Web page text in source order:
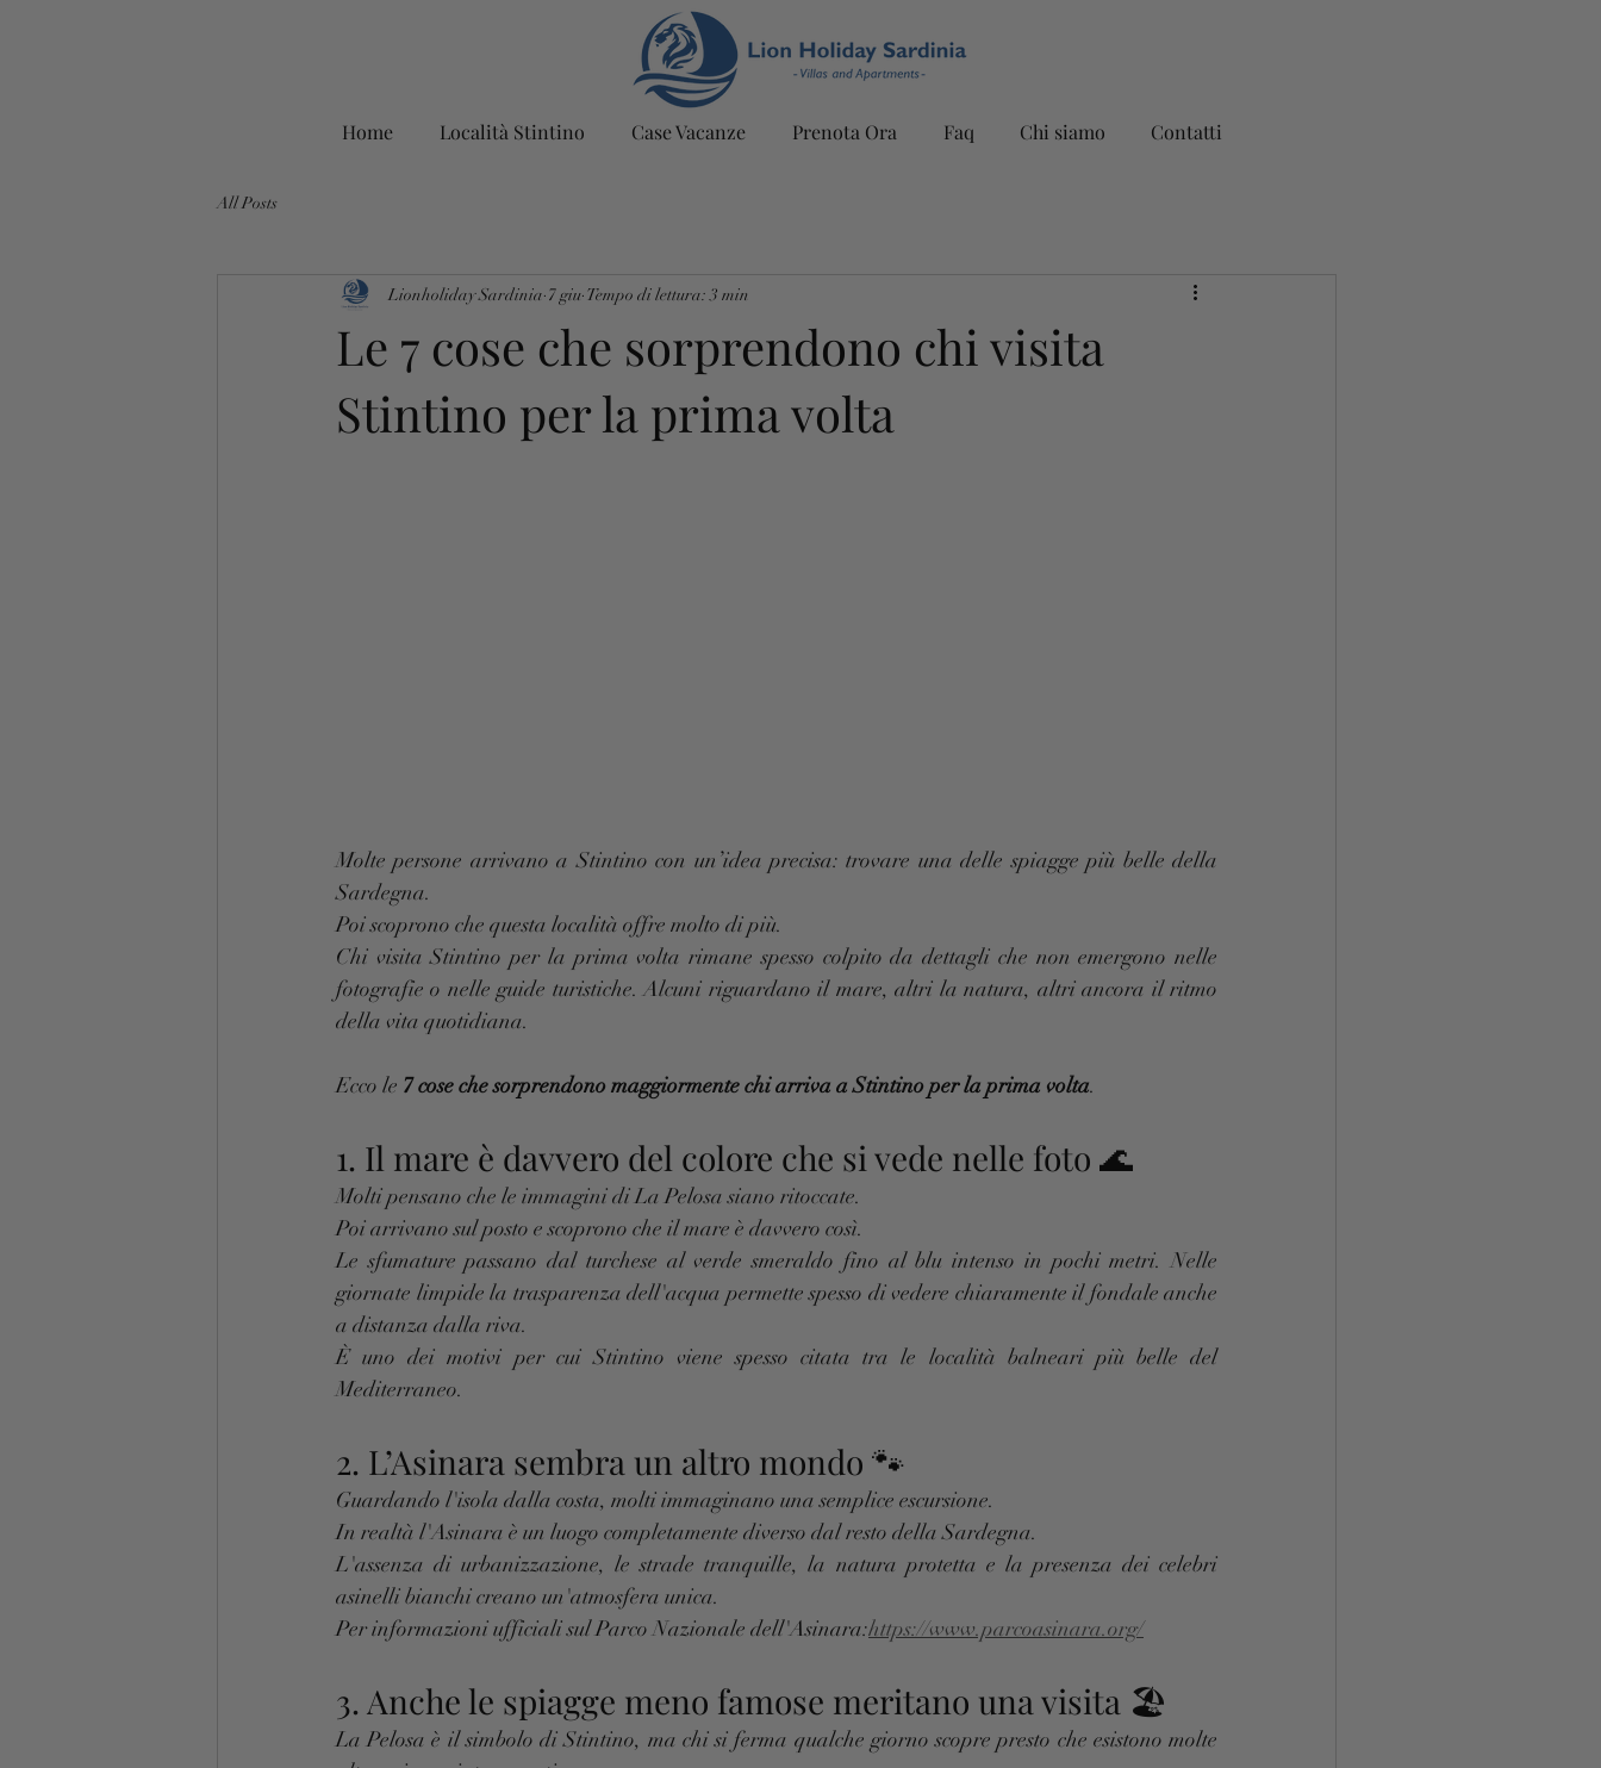
Home Località Stintino Case Vacanze Prenota Ora Faq Chi siamo Contatti
All Posts
Le 7 cose che sorprendono chi visita
Stintino per la prima volta
Lionholiday Sardinia 7 giu Tempo di lettura: 3 min
Molte persone arrivano a Stintino con un’idea precisa: trovare una delle spiagge più belle della
Sardegna.
Poi scoprono che questa località offre molto di più.
Chi visita Stintino per la prima volta rimane spesso colpito da dettagli che non emergono nelle
fotografie o nelle guide turistiche. Alcuni riguardano il mare, altri la natura, altri ancora il ritmo
della vita quotidiana.
Ecco le 7 cose che sorprendono maggiormente chi arriva a Stintino per la prima volta.
1. Il mare è davvero del colore che si vede nelle foto 🌊
Molti pensano che le immagini di La Pelosa siano ritoccate.
Poi arrivano sul posto e scoprono che il mare è davvero così.
Le sfumature passano dal turchese al verde smeraldo fino al blu intenso in pochi metri. Nelle
giornate limpide la trasparenza dell'acqua permette spesso di vedere chiaramente il fondale anche
a distanza dalla riva.
È uno dei motivi per cui Stintino viene spesso citata tra le località balneari più belle del
Mediterraneo.
2. L’Asinara sembra un altro mondo 🐾
Guardando l'isola dalla costa, molti immaginano una semplice escursione.
In realtà l'Asinara è un luogo completamente diverso dal resto della Sardegna.
L'assenza di urbanizzazione, le strade tranquille, la natura protetta e la presenza dei celebri
asinelli bianchi creano un'atmosfera unica.
Per informazioni ufficiali sul Parco Nazionale dell'Asinara:https://www.parcoasinara.org/
3. Anche le spiagge meno famose meritano una visita 🏖️
La Pelosa è il simbolo di Stintino, ma chi si ferma qualche giorno scopre presto che esistono molte